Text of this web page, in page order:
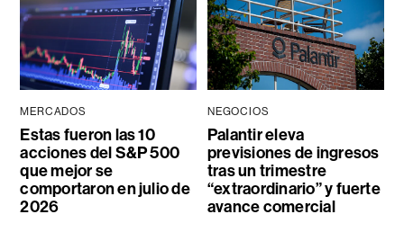
MERCADOS
Estas fueron las 10
acciones del S&P 500
que mejor se
comportaron en julio de
2026
NEGOCIOS
Palantir eleva
previsiones de ingresos
tras un trimestre
“extraordinario” y fuerte
avance comercial